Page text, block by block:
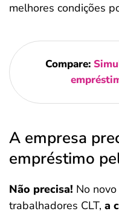
melhores condições
Compare:
A empresa
empréstimo
Não precisa! No
trabalhadores CLT, a